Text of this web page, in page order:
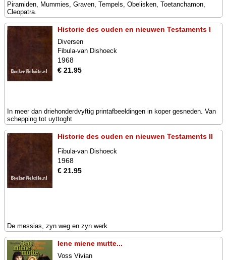
Piramiden, Mummies, Graven, Tempels, Obelisken, Toetanchamon,
Cleopatra.
Historie des ouden en nieuwen Testaments I
Diversen
Fibula-van Dishoeck
1968
€ 21.95
In meer dan driehonderdvyftig printafbeeldingen in koper gesneden. Van
schepping tot uyttoght
Historie des ouden en nieuwen Testaments II
Fibula-van Dishoeck
1968
€ 21.95
De messias, zyn weg en zyn werk
Iene miene mutte...
Voss Vivian